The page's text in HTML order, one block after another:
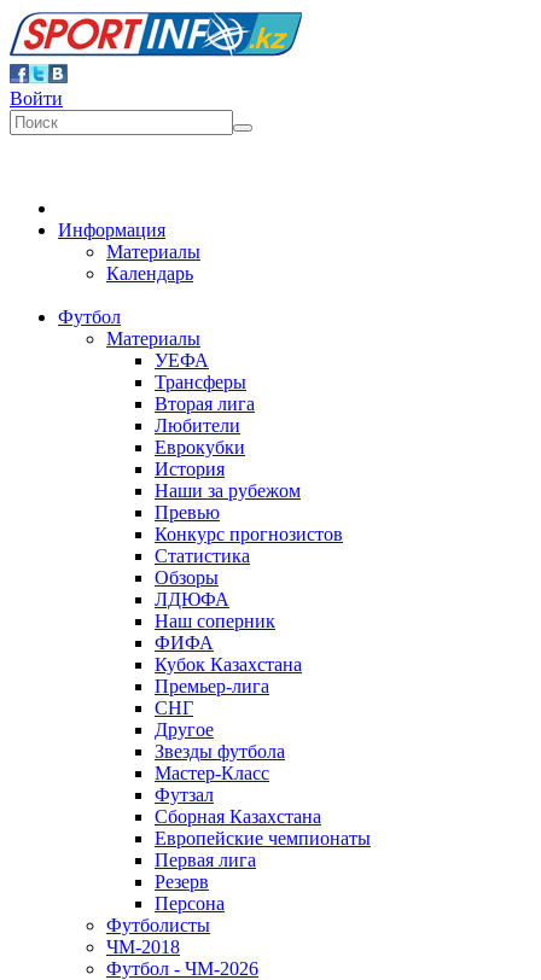
Войти
Информация
Материалы
Календарь
Футбол
Материалы
УЕФА
Трансферы
Вторая лига
Любители
Еврокубки
История
Наши за рубежом
Превью
Конкурс прогнозистов
Статистика
Обзоры
ЛДЮФА
Наш соперник
ФИФА
Кубок Казахстана
Премьер-лига
СНГ
Другое
Звезды футбола
Мастер-Класс
Футзал
Сборная Казахстана
Европейские чемпионаты
Первая лига
Резерв
Персона
Футболисты
ЧМ-2018
Футбол - ЧМ-2026